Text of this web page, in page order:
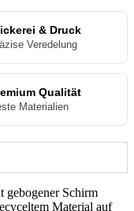
& Druck
Veredelung
Qualität
Materialien
gebogener Schirm
Material auf